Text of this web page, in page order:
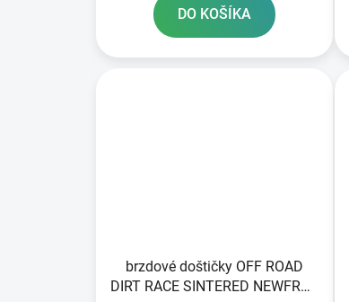
DO KOŠÍKA
brzdové doštičky OFF ROAD
DIRT RACE SINTERED NEWFREN